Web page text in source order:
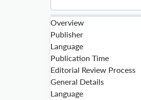
Overview
Publisher
Language
Publication Time
Editorial Review Process
General Details
Language